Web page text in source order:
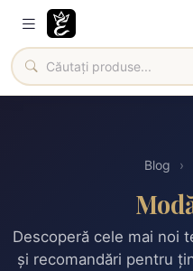
Blog ›
Descoperă cele mai noi
și recomandări pentru